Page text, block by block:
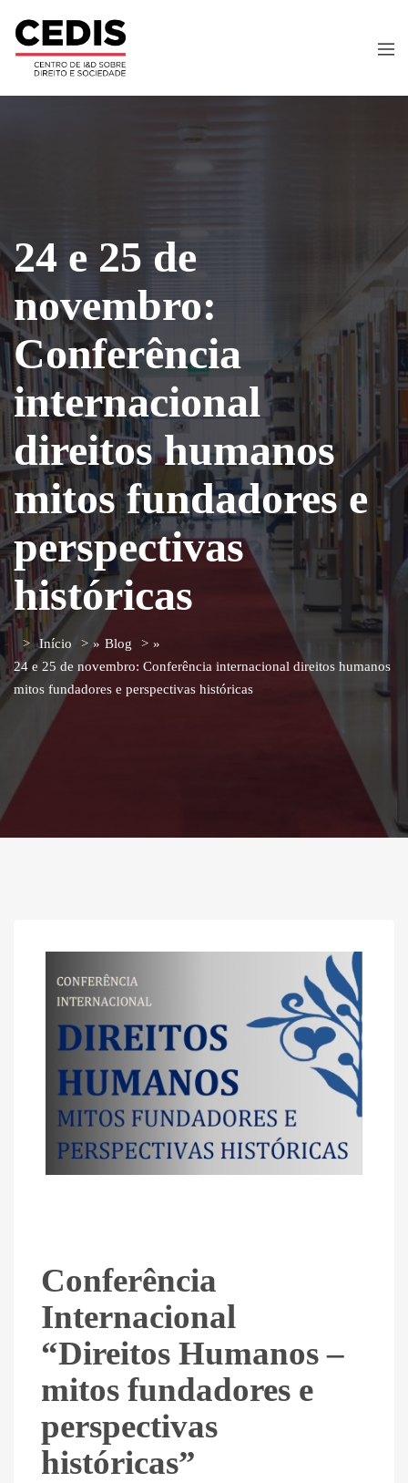
24 e 25 de
novembro:
Conferência
internacional
direitos humanos
mitos fundadores e
perspectivas
históricas
Início » Blog
»
24 e 25 de novembro: Conferência internacional direitos humanos
mitos fundadores e perspectivas históricas
Conferência
Internacional
“Direitos Humanos –
mitos fundadores e
perspectivas
históricas”